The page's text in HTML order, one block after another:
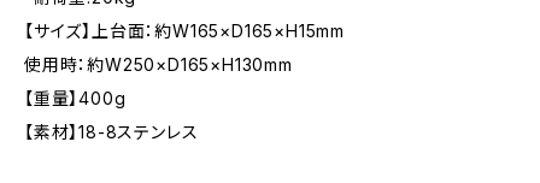
【サイズ】上台面：約W165×D165×H15mm
使用時：約W250×D165×H130mm
【重量】400g
【素材】18-8ステンレス